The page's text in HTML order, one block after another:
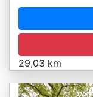
29,03 km